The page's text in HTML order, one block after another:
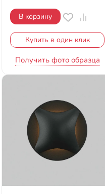
В корзину
Купить в один клик
Получить фото образца